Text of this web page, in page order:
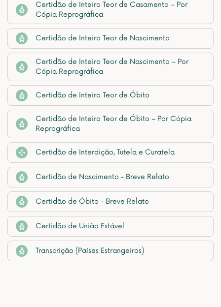
Certidão de Inteiro Teor de Casamento – Por
Cópia Reprográfica
Certidão de Inteiro Teor de Nascimento
Certidão de Inteiro Teor de Nascimento – Por
Cópia Reprográfica
Certidão de Inteiro Teor de Óbito
Certidão de Inteiro Teor de Óbito – Por Cópia
Reprográfica
Certidão de Interdição, Tutela e Curatela
Certidão de Nascimento - Breve Relato
Certidão de Óbito - Breve Relato
Certidão de União Estável
Transcrição (Países Estrangeiros)